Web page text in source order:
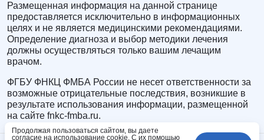
Размещенная информация на данной странице
предоставляется исключительно в информационных
целях и не является медицинскими рекомендациями.
Определение диагноза и выбор методики лечения
должны осуществляться только вашим лечащим
врачом.
ФГБУ ФНКЦ ФМБА России не несет ответственности за
возможные отрицательные последствия, возникшие в
результате использования информации, размещенной
на сайте fnkc-fmba.ru.
Продолжая пользоваться сайтом, вы даете
согласие на использование cookie. С их помощью